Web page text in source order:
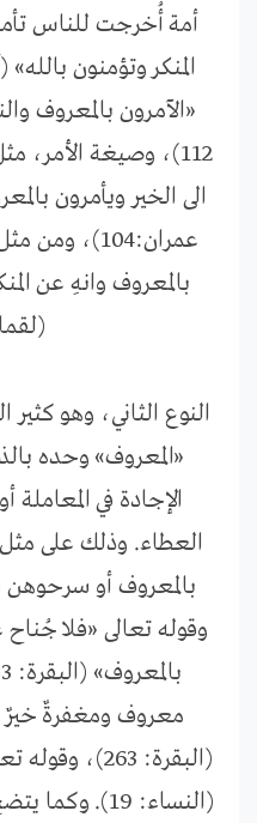
أمة أُخرجت للناس
«الآمرون بالمعروف
112)، وصيغة
الى الخير ويأمرون
عمران:104)،
بالمعروف وانهِ عن
النوع الثاني، وهو كثير
«المعروف» وحده
الإجادة في
العطاء. وذلك على
وقوله تعالى «فلا
معروف ومغفرةٌ
(البقرة:
(النساء: 19).